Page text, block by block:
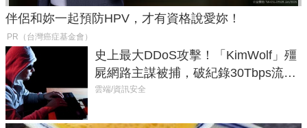
伴侶和妳一起預防HPV，才有資格說愛妳！
PR（台灣癌症基金會）
史上最大DDoS攻擊！「KimWolf」殭
屍網路主謀被捕，破紀錄30Tbps流量
癱瘓全球！
雲端/資訊安全